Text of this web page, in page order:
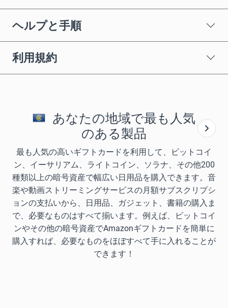
ヘルプと手順
利用規約
あなたの地域で最も人気
のある製品
最も人気の高いギフトカードを利用して、ビットコイ
ン、イーサリアム、ライトコイン、ソラナ、その他200
種類以上の暗号資産で幅広い日用品を購入できます。音
楽や動画ストリーミングサービスの月額サブスクリプシ
ョンの支払いから、日用品、ガジェット、書籍の購入ま
で、必要なものはすべて揃います。例えば、ビットコイ
ンやその他の暗号資産でAmazonギフトカードを簡単に
購入すれば、必要なものをほぼすべて手に入れることが
できます！